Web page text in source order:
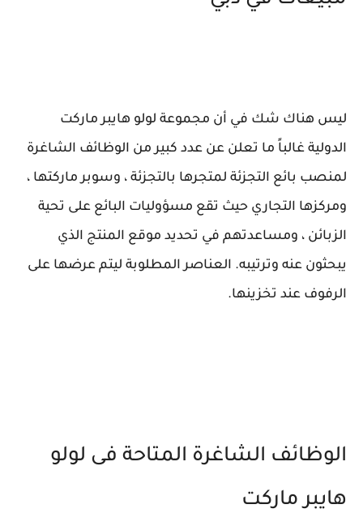
ليس هناك شك في أن مجموعة لولو هايبر ماركت
الدولية غالباً ما تعلن عن عدد كبير من الوظائف الشاغرة
لمنصب بائع التجزئة لمتجرها بالتجزئة ، وسوبر ماركتها ،
ومركزها التجاري حيث تقع مسؤوليات البائع على تحية
الزبائن ، ومساعدتهم في تحديد موقع المنتج الذي
يبحثون عنه وترتيبه. العناصر المطلوبة ليتم عرضها على
الرفوف عند تخزينها.
الوظائف الشاغرة المتاحة فى لولو
هايبر ماركت